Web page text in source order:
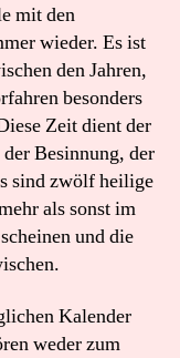
mit den
wieder. Es ist
den Jahren,
besonders
Zeit dient der
Besinnung, der
sind zwölf heilige
als sonst im
und die
Kalender
weder zum